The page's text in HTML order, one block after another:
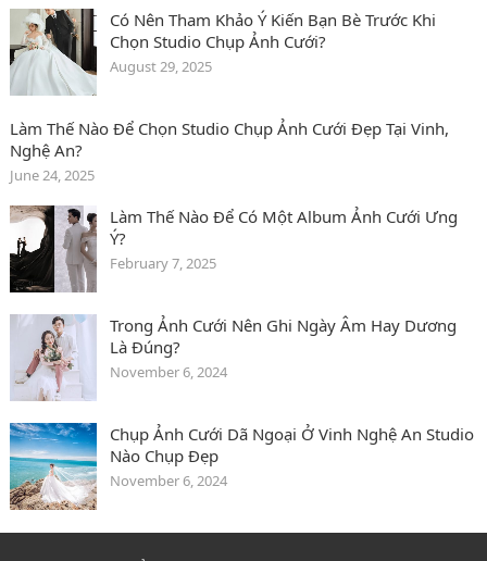
Có Nên Tham Khảo Ý Kiến Bạn Bè Trước Khi
Chọn Studio Chụp Ảnh Cưới?
August 29, 2025
Làm Thế Nào Để Chọn Studio Chụp Ảnh Cưới Đẹp Tại Vinh,
Nghệ An?
June 24, 2025
Làm Thế Nào Để Có Một Album Ảnh Cưới Ưng
Ý?
February 7, 2025
Trong Ảnh Cưới Nên Ghi Ngày Âm Hay Dương
Là Đúng?
November 6, 2024
Chụp Ảnh Cưới Dã Ngoại Ở Vinh Nghệ An Studio
Nào Chụp Đẹp
November 6, 2024